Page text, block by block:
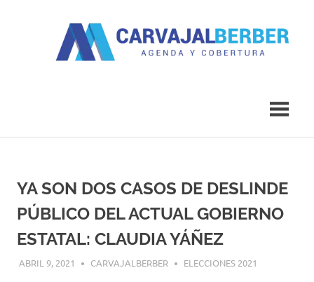
YA SON DOS CASOS DE DESLINDE
PÚBLICO DEL ACTUAL GOBIERNO
ESTATAL: CLAUDIA YÁÑEZ
ABRIL 9, 2021 CARVAJALBERBER ELECCIONES 2021